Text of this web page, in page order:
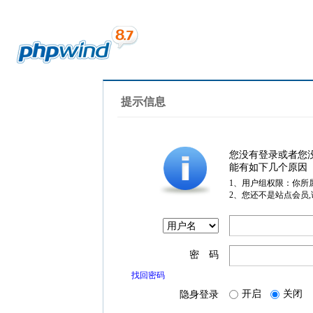
提示信息
您没有登录或者您
能有如下几个原因
1、用户组权限：你所
2、您还不是站点会员
密 码
找回密码
隐身登录 开启 关闭